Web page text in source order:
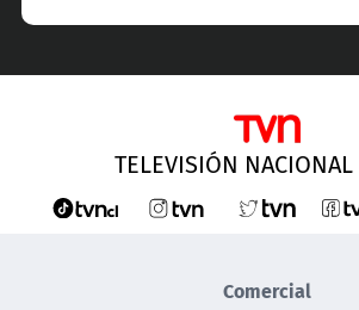
TELEVISIÓN
Comercial